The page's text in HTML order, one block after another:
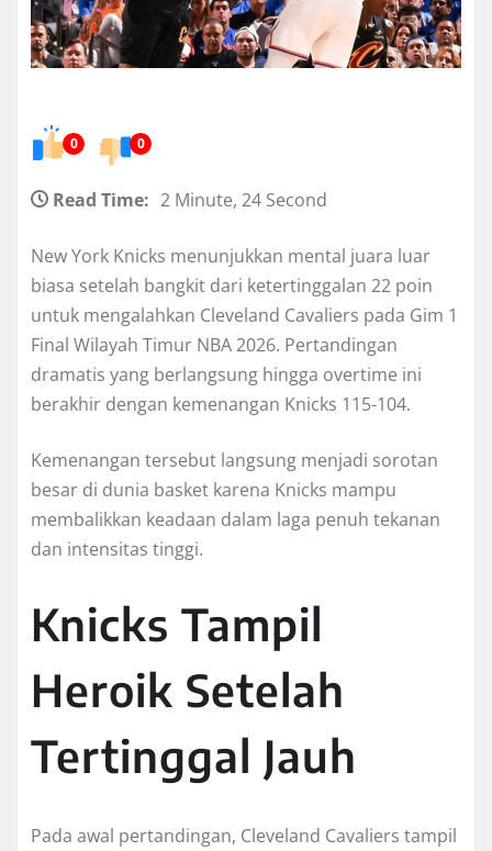
0 0
Read Time: 2 Minute, 24 Second
New York Knicks menunjukkan mental juara luar
biasa setelah bangkit dari ketertinggalan 22 poin
untuk mengalahkan Cleveland Cavaliers pada Gim 1
Final Wilayah Timur NBA 2026. Pertandingan
dramatis yang berlangsung hingga overtime ini
berakhir dengan kemenangan Knicks 115-104.
Kemenangan tersebut langsung menjadi sorotan
besar di dunia basket karena Knicks mampu
membalikkan keadaan dalam laga penuh tekanan
dan intensitas tinggi.
Knicks Tampil
Heroik Setelah
Tertinggal Jauh
Pada awal pertandingan, Cleveland Cavaliers tampil